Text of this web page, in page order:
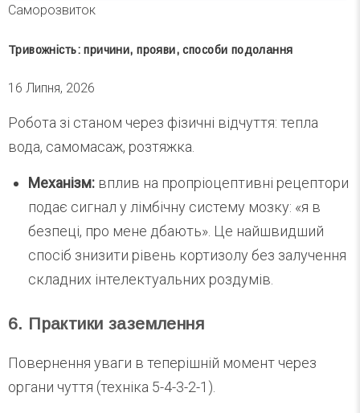
Саморозвиток
Тривожність: причини, прояви, способи подолання
16 Липня, 2026
Робота зі станом через фізичні відчуття: тепла
вода, самомасаж, розтяжка.
Механізм: вплив на пропріоцептивні рецептори
подає сигнал у лімбічну систему мозку: «я в
безпеці, про мене дбають». Це найшвидший
спосіб знизити рівень кортизолу без залучення
складних інтелектуальних роздумів.
6. Практики заземлення
Повернення уваги в теперішній момент через
органи чуття (техніка 5-4-3-2-1).